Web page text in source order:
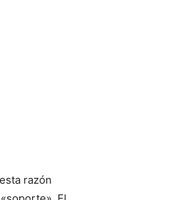
razón